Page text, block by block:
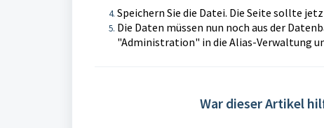
Speichern Sie die Datei. Die Seite sollte
Die Daten müssen nun noch aus der
"Administration" in die Alias-Verwaltung
War dieser Artikel